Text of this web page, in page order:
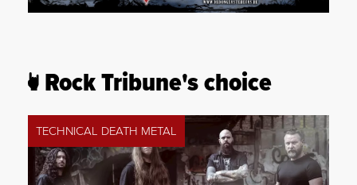
Rock Tribune's choice
TECHNICAL DEATH METAL